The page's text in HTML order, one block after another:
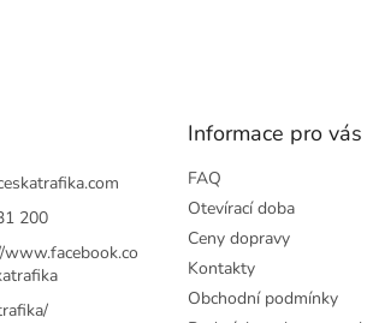
200
Informace pro vás
FAQ
Otevírací doba
Ceny dopravy
Kontakty
Obchodní podmínky